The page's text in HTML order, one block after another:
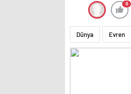
0
Dünya Evren